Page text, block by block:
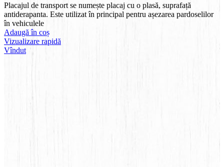
Placajul de transport se numește placaj cu o plasă, suprafață
antiderapanta. Este utilizat în principal pentru așezarea pardoselilor
în vehiculele
Adaugă în coș
Vizualizare rapidă
Vîndut